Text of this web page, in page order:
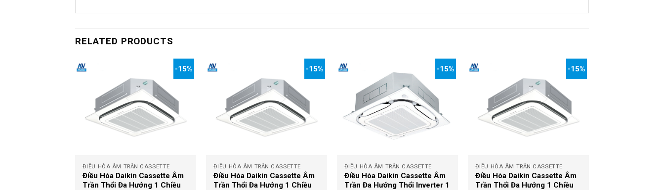
RELATED PRODUCTS
-15%
ĐIỀU HÒA ÂM TRẦN CASSETTE
Điều Hòa Daikin Cassette Âm
Trần Thổi Đa Hướng 1 Chiều
-15%
ĐIỀU HÒA ÂM TRẦN CASSETTE
Điều Hòa Daikin Cassette Âm
Trần Thổi Đa Hướng 1 Chiều
-15%
ĐIỀU HÒA ÂM TRẦN CASSETTE
Điều Hòa Daikin Cassette Âm
Trần Đa Hướng Thổi Inverter 1
-15%
ĐIỀU HÒA ÂM TRẦN CASSETTE
Điều Hòa Daikin Cassette Âm
Trần Thổi Đa Hướng 1 Chiều